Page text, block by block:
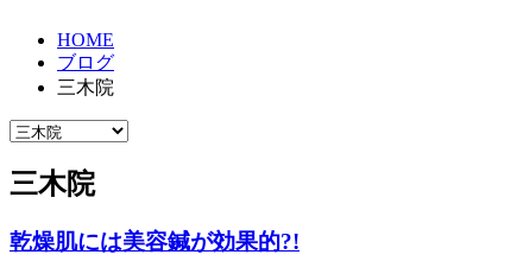
HOME
ブログ
三木院
三木院
乾燥肌には美容鍼が効果的?!